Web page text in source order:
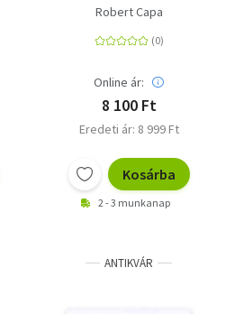
Robert Capa
Online ár:
8 100 Ft
Eredeti ár: 8 999 Ft
Kosárba
2 - 3 munkanap
ANTIKVÁR